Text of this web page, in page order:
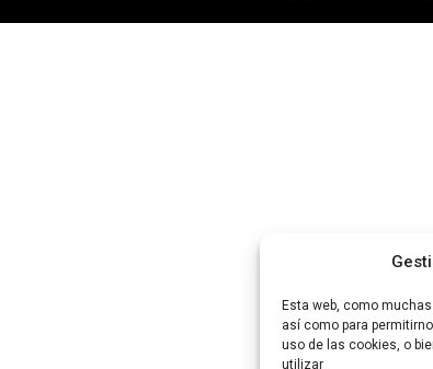
Esta web, como
así como para
uso de las cookies, o
utilizar